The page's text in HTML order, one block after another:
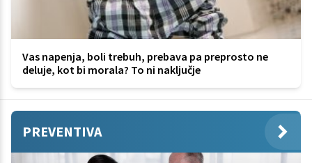
Vas napenja, boli trebuh, prebava pa preprosto ne
deluje, kot bi morala? To ni naključje
PREVENTIVA